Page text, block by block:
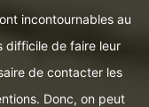
incontournables au
difficile de faire leur
de contacter les
Donc, on peut